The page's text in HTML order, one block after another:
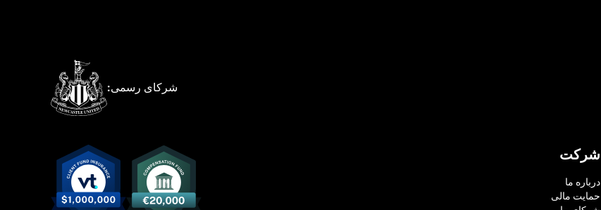
شرکای رسمی:
شرکت
درباره ما
حمایت مالی